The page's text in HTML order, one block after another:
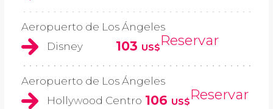
Aeropuerto de Los Ángeles
Disney
103 US$Reservar
Aeropuerto de Los Ángeles
Hollywood Centro 106 US$Reservar